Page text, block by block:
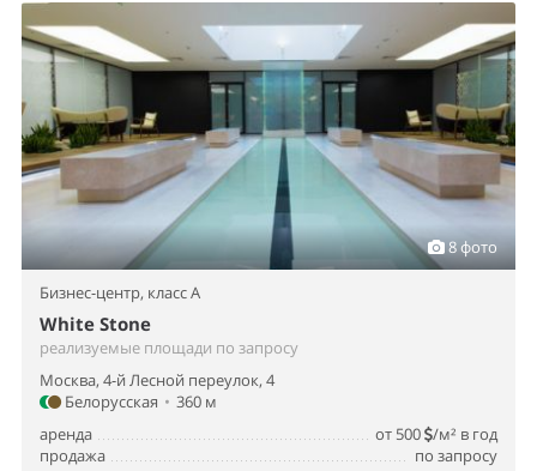
8 фото
Бизнес-центр, класс A
White Stone
реализуемые площади по запросу
Москва, 4-й Лесной переулок, 4
Белорусская • 360 м
от 500 /м² в год
аренда
по запросу
продажа